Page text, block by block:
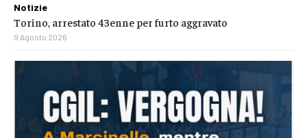
Notizie
Torino, arrestato 43enne per furto aggravato
9 Agosto 2026